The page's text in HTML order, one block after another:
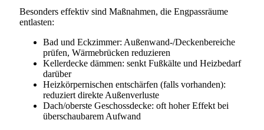
Besonders effektiv sind Maßnahmen, die Engpassräume
entlasten:
Bad und Eckzimmer: Außenwand-/Deckenbereiche
prüfen, Wärmebrücken reduzieren
Kellerdecke dämmen: senkt Fußkälte und Heizbedarf
darüber
Heizkörpernischen entschärfen (falls vorhanden):
reduziert direkte Außenverluste
Dach/oberste Geschossdecke: oft hoher Effekt bei
überschaubarem Aufwand